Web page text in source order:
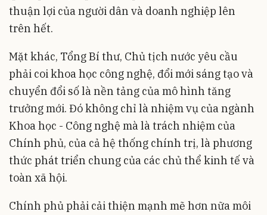
thuận lợi của người dân và doanh nghiệp lên
trên hết.
Mặt khác, Tổng Bí thư, Chủ tịch nước yêu cầu
phải coi khoa học công nghệ, đổi mới sáng tạo và
chuyển đổi số là nền tảng của mô hình tăng
trưởng mới. Đó không chỉ là nhiệm vụ của ngành
Khoa học - Công nghệ mà là trách nhiệm của
Chính phủ, của cả hệ thống chính trị, là phương
thức phát triển chung của các chủ thể kinh tế và
toàn xã hội.
Chính phủ phải cải thiện mạnh mẽ hơn nữa môi